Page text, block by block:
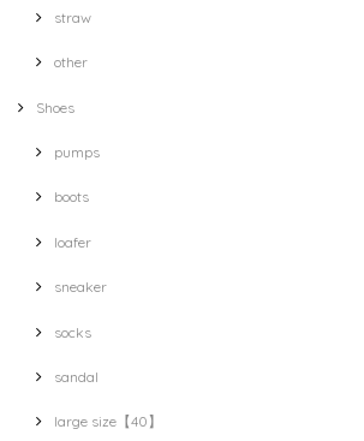
straw
other
Shoes
pumps
boots
loafer
sneaker
socks
sandal
large size【40】